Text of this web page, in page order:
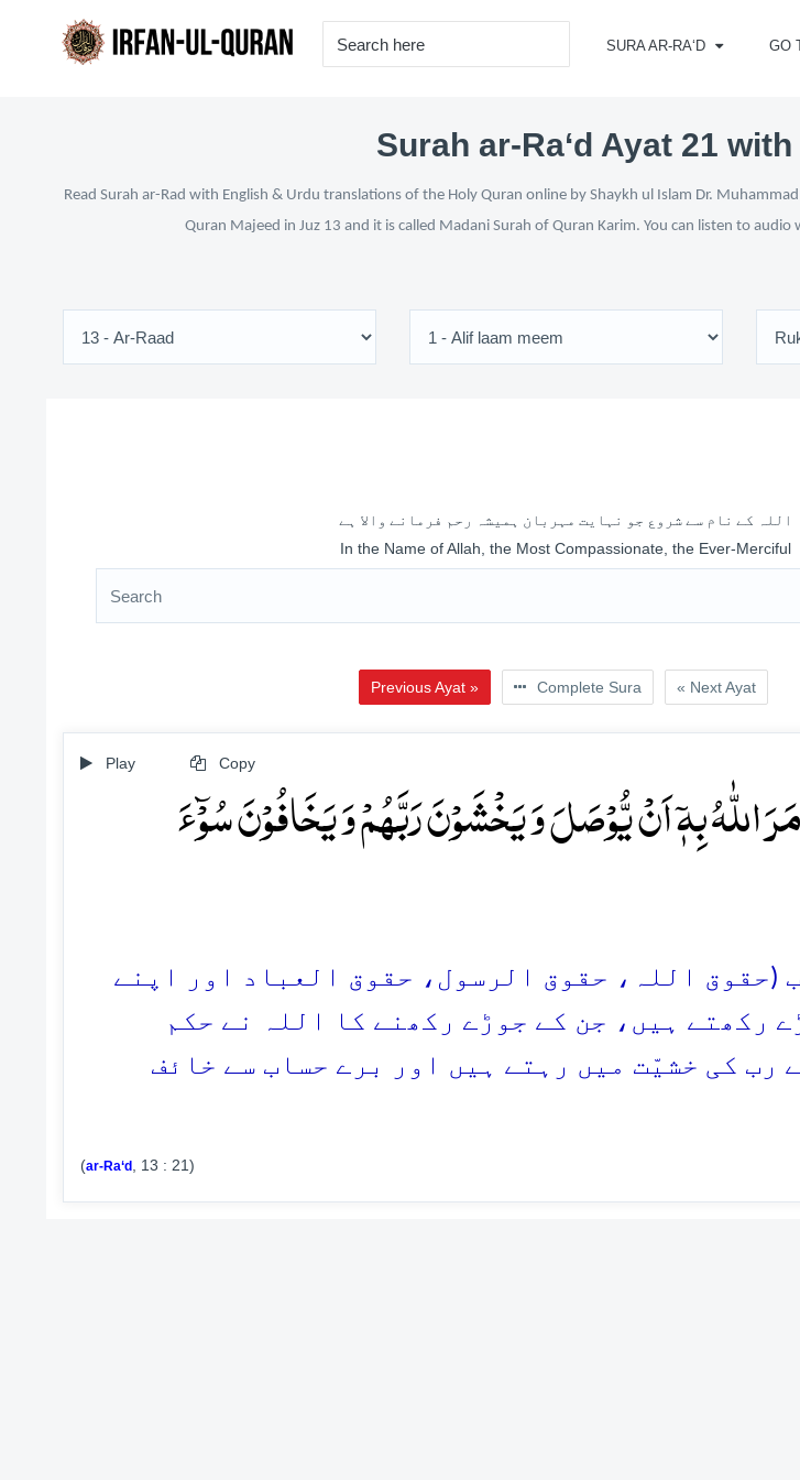
SURA AR-RA‘D GO
Surah ar-Ra‘d Ayat 21
Read Surah ar-Rad with English & Urdu translations of the Holy Quran online by Shaykh ul Islam Dr.
Quran Majeed in Juz 13 and it is called Madani Surah of Quran Karim. You can listen to
اللہ کے نام سے شروع جو نہایت مہربان ہمیشہ رحم فرمانے والا ہے
In the Name of Allah, the Most Compassionate, the Ever-Merciful
Previous Ayat » Complete Sura « Next Ayat
Play Copy
اللّٰہُ بِہٖۤ اَنۡ یُّوۡصَلَ وَ یَخۡشَوۡنَ رَبَّہُمۡ وَ یَخَافُوۡنَ سُوۡٓءَ
(حقوق اللہ، حقوق الرسول، حقوق العباد اور اپنے
رکھتے ہیں، جن کے جوڑے رکھنے کا اللہ نے حکم
رب کی خشیّت میں رہتے ہیں اور برے حساب سے خائف
(ar-Ra‘d, 13 : 21)